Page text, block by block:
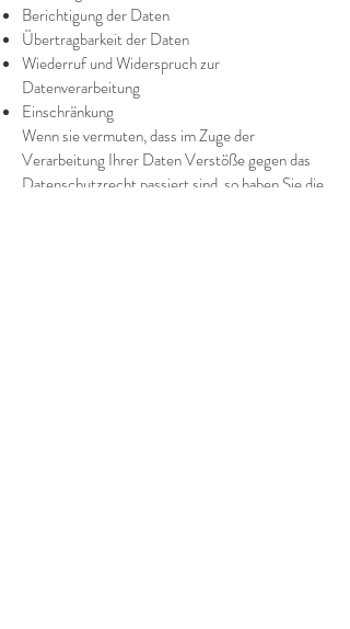
Berichtigung der Daten
Übertragbarkeit der Daten
Wiederruf und Widerspruch zur
Datenverarbeitung
Einschränkung
Wenn sie vermuten, dass im Zuge der
Verarbeitung Ihrer Daten Verstöße gegen das
Datenschutzrecht passiert sind, so haben Sie die